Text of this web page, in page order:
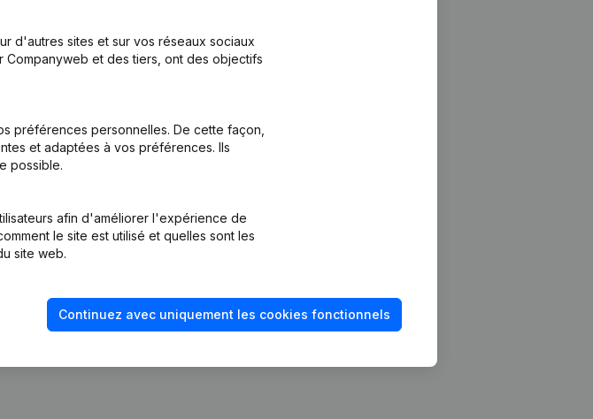
d'autres sites et sur vos réseaux sociaux
et des tiers, ont des objectifs
préférences personnelles. De cette façon,
et adaptées à vos préférences. Ils
possible.
afin d'améliorer l'expérience de
le site est utilisé et quelles sont les
site web.
Continuez avec uniquement les cookies fonctionnels
fraude
Consulter des comptes annuels
Vérification de la solvabilité